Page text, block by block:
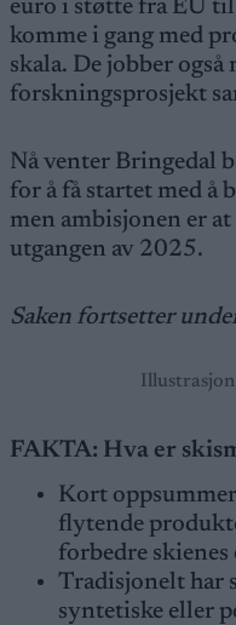
euro i støtte fra EU
komme i gang med
skala. De jobber også
forskningsprosjekt
Nå venter Bringedal
for å få startet med å
men ambisjonen er
utgangen av 2025.
Saken fortsetter
FAKTA: Hva er
Kort
flytende
forbedre
Tradisjonelt har
syntetiske eller